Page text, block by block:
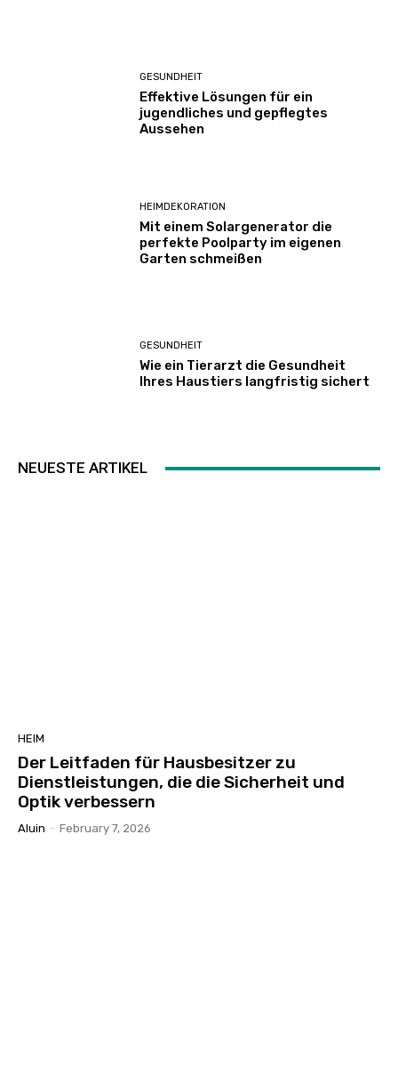
GESUNDHEIT
Effektive Lösungen für ein
jugendliches und gepflegtes
Aussehen
HEIMDEKORATION
Mit einem Solargenerator die
perfekte Poolparty im eigenen
Garten schmeißen
GESUNDHEIT
Wie ein Tierarzt die Gesundheit
Ihres Haustiers langfristig sichert
NEUESTE ARTIKEL
HEIM
Der Leitfaden für Hausbesitzer zu
Dienstleistungen, die die Sicherheit und
Optik verbessern
Aluin - February 7, 2026